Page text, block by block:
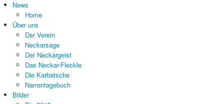
News
Home
Über uns
Der Verein
Neckarsage
Der Neckargeist
Das Neckar-Fleckle
Die Karbatsche
Narrentagebuch
Bilder